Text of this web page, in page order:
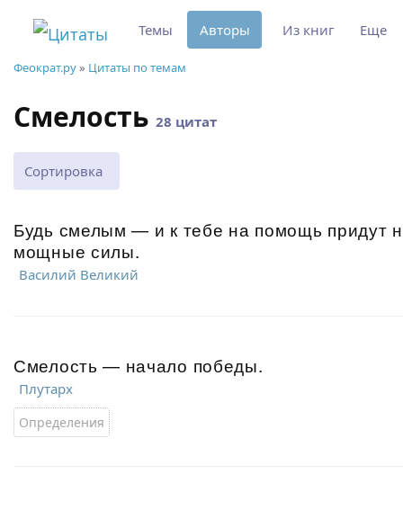
Феократ.ру» Цитаты по темам
Смелость 28 цитат
Сортировка
Будь смелым — и к тебе на помощь придут
мощные силы.
Василий Великий
Смелость — начало победы.
Плутарх
Определения
Темы Авторы Из книг Еще